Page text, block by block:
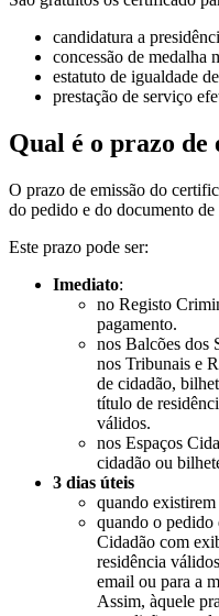
candidatura a
concessão de medalha
estatuto de igualdade
prestação de serviço
Qual é o prazo de
O prazo de emissão do
do pedido e do documento
Este prazo pode ser:
Imediato:
no Registo
pagamento.
nos Balcões dos
nos Tribunais e
de cidadão,
título de
válidos.
nos Espaços
cidadão ou
3 dias úteis
quando
quando o pedido
Cidadão com
residência
email ou para a
Assim, àquele